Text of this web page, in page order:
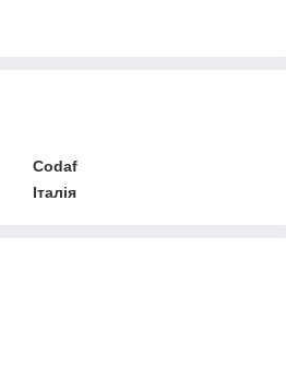
Codaf
Італія